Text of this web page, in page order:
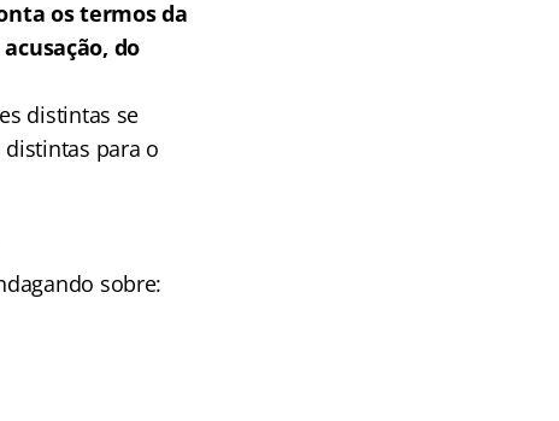
os termos da
do
distintas se
para o
sobre: